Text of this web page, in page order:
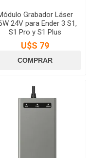
Grabador Láser
24V para Ender 3 S1,
S1 Pro y S1 Plus
U$S 79